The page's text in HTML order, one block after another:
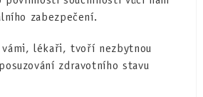
zabezpečení.
vámi, lékaři, tvoří nezbytnou
zdravotního stavu